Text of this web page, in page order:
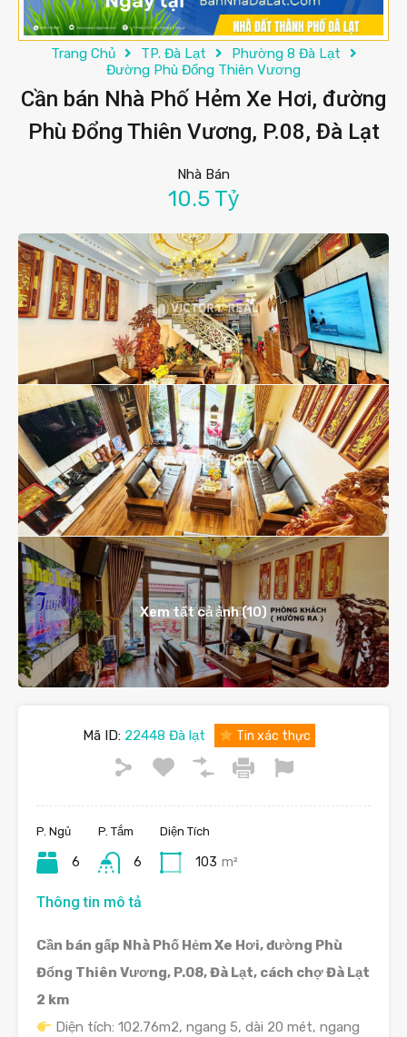
Trang Chủ TP. Đà Lạt
Phường 8 Đà Lạt
Đường Phù Đổng Thiên Vương
Cần bán Nhà Phố Hẻm Xe Hơi, đường
Phù Đổng Thiên Vương, P.08, Đà Lạt
Nhà Bán
10.5 Tỷ
Xem tất cả ảnh (10)
Mã ID: 22448 Đà lạt Tin xác thực
P. Ngủ
6
P. Tắm
6
Diện Tích
103 m²
Thông tin mô tả
Cần bán gấp Nhà Phố Hẻm Xe Hơi, đường Phù
Đổng Thiên Vương, P.08, Đà Lạt, cách chợ Đà Lạt
2 km
Diện tích: 102.76m2, ngang 5, dài 20 mét, ngang